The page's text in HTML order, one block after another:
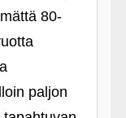
80-
paljon